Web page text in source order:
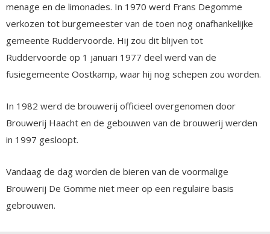
menage en de limonades. In 1970 werd Frans Degomme
verkozen tot burgemeester van de toen nog onafhankelijke
gemeente Ruddervoorde. Hij zou dit blijven tot
Ruddervoorde op 1 januari 1977 deel werd van de
fusiegemeente Oostkamp, waar hij nog schepen zou worden.
In 1982 werd de brouwerij officieel overgenomen door
Brouwerij Haacht en de gebouwen van de brouwerij werden
in 1997 gesloopt.
Vandaag de dag worden de bieren van de voormalige
Brouwerij De Gomme niet meer op een regulaire basis
gebrouwen.